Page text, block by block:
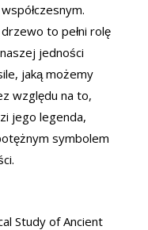
to pełni rolę
jedności
jaką możemy
względu na to,
jego legenda,
symbolem
Study of Ancient